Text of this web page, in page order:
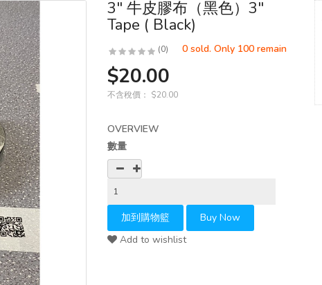
3" 牛皮膠布（黑色）3"
Tape ( Black)
(0) 0 sold. Only 100 remain
$20.00
不含稅價： $20.00
OVERVIEW
數量
Add to wishlist